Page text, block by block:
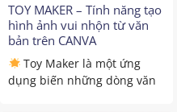
TOY MAKER – Tính năng tạo
hình ảnh vui nhộn từ văn
bản trên CANVA
Toy Maker là một ứng
dụng biến những dòng văn